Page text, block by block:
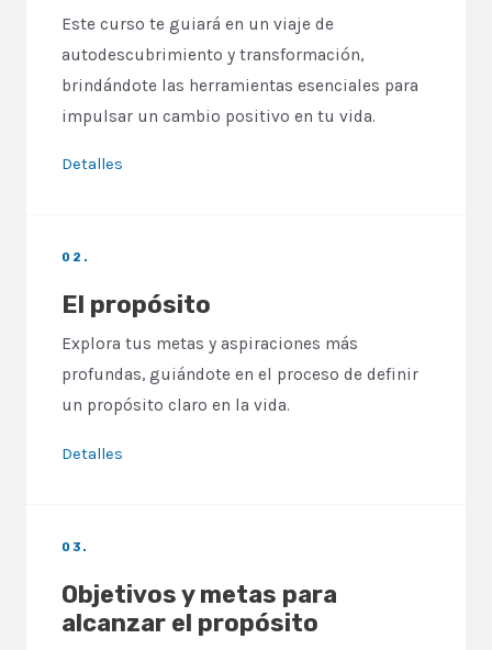
Este curso te guiará en un viaje de
autodescubrimiento y transformación,
brindándote las herramientas esenciales para
impulsar un cambio positivo en tu vida.
Detalles
02.
El propósito
Explora tus metas y aspiraciones más
profundas, guiándote en el proceso de definir
un propósito claro en la vida.
Detalles
03.
Objetivos y metas para
alcanzar el propósito